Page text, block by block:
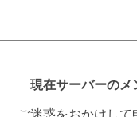
現在サーバーのメ
ご迷惑をおかけして